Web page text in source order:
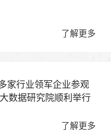
了解更多
家行业领军企业参观
数据研究院顺利举行
了解更多